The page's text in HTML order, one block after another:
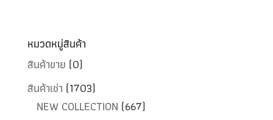
หมวดหมู่สินค้า
สินค้าขาย (0)
สินค้าเช่า (1703)
NEW COLLECTION (667)